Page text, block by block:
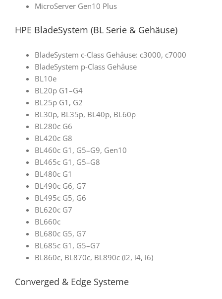
MicroServer Gen10 Plus
HPE BladeSystem (BL Serie & Gehäuse)
BladeSystem c-Class Gehäuse: c3000, c7000
BladeSystem p-Class Gehäuse
BL10e
BL20p G1–G4
BL25p G1, G2
BL30p, BL35p, BL40p, BL60p
BL280c G6
BL420c G8
BL460c G1, G5–G9, Gen10
BL465c G1, G5–G8
BL480c G1
BL490c G6, G7
BL495c G5, G6
BL620c G7
BL660c
BL680c G5, G7
BL685c G1, G5–G7
BL860c, BL870c, BL890c (i2, i4, i6)
Converged & Edge Systeme